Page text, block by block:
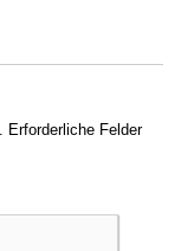
Erforderliche Felder